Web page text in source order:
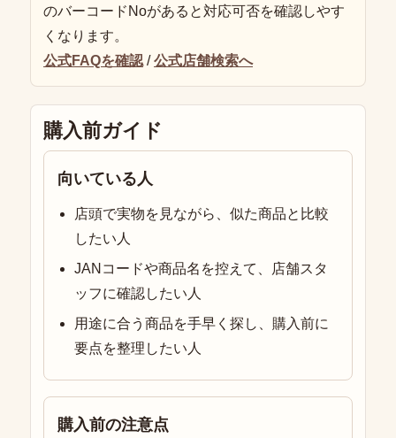
のバーコードNoがあると対応可否を確認しやす
くなります。
公式FAQを確認 /公式店舗検索へ
購入前ガイド
向いている人
店頭で実物を見ながら、似た商品と比較
したい人
JANコードや商品名を控えて、店舗スタ
ッフに確認したい人
用途に合う商品を手早く探し、購入前に
要点を整理したい人
購入前の注意点